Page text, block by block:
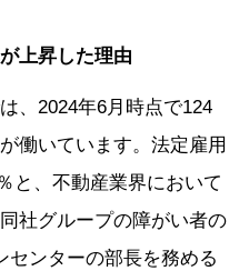
上昇した理由
、2024年6月時点で124
働いています。法定雇用
と、不動産業界において
社グループの障がい者の
センターの部長を務める